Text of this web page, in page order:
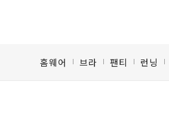
홈웨어 브라 팬티 런닝